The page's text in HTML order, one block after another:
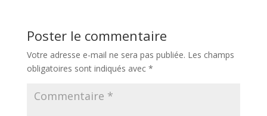
Poster le commentaire
Votre adresse e-mail ne sera pas publiée. Les champs
obligatoires sont indiqués avec *